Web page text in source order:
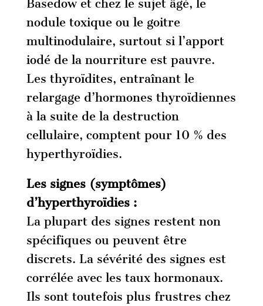
Basedow et chez le sujet âgé, le
nodule toxique ou le goitre
multinodulaire, surtout si l’apport
iodé de la nourriture est pauvre.
Les thyroïdites, entraînant le
relargage d’hormones thyroïdiennes
à la suite de la destruction
cellulaire, comptent pour 10 % des
hyperthyroïdies.
Les signes (symptômes)
d’hyperthyroïdies :
La plupart des signes restent non
spécifiques ou peuvent être
discrets. La sévérité des signes est
corrélée avec les taux hormonaux.
Ils sont toutefois plus frustres chez